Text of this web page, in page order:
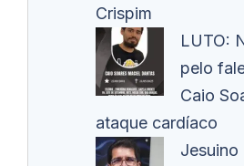
Crispim
LUTO:
pelo
Caio
ataque cardíaco
Jesuino